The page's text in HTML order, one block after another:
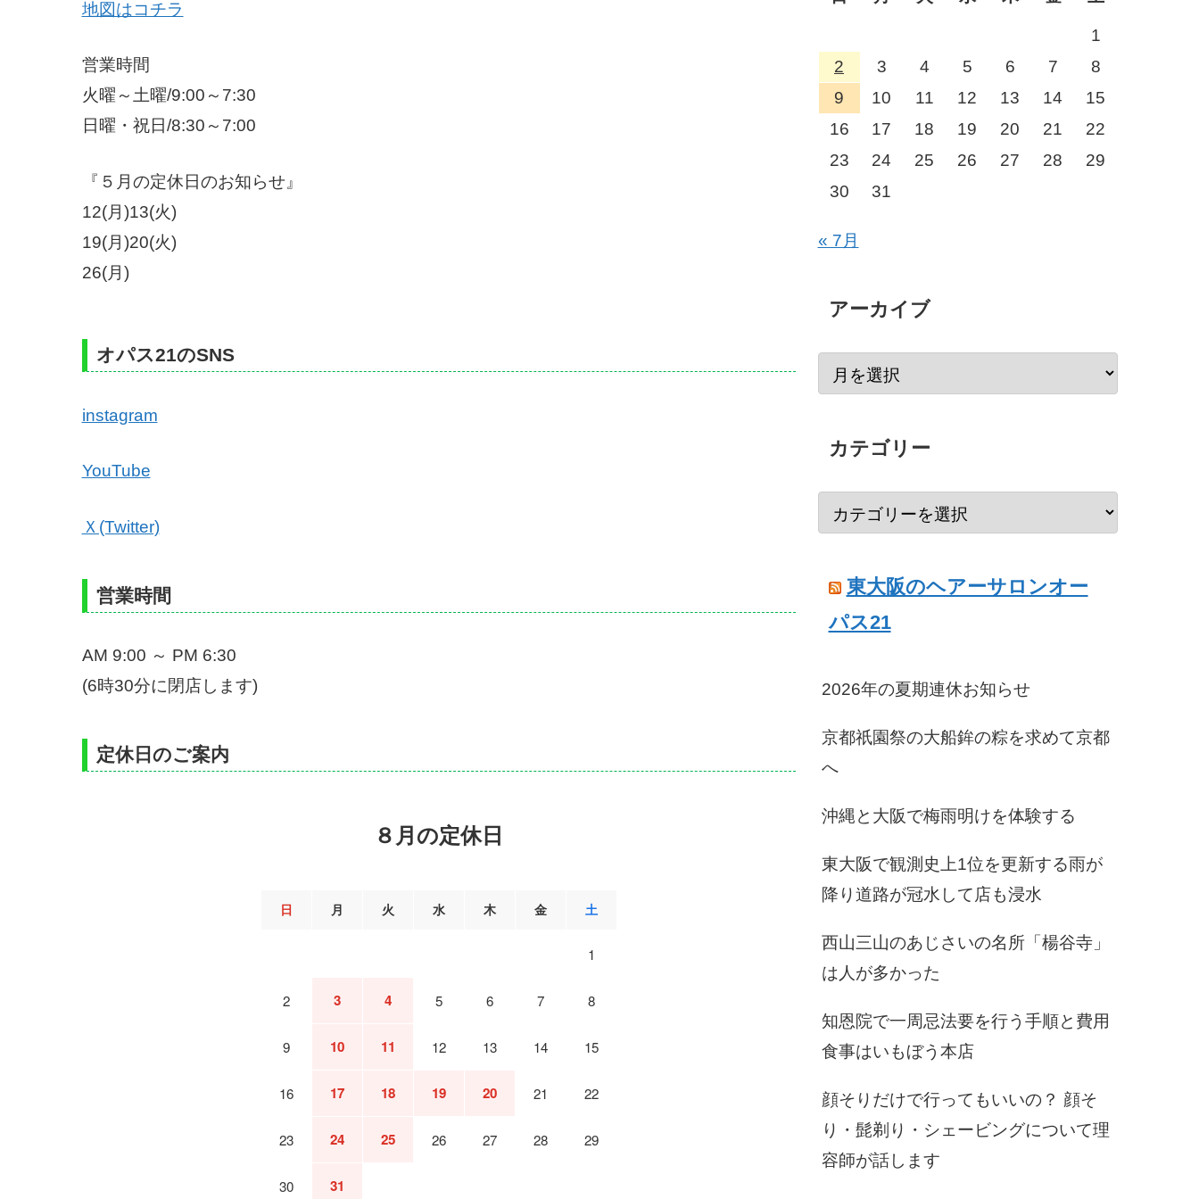
地図はコチラ
営業時間
火曜～土曜/9:00～7:30
日曜・祝日/8:30～7:00
『５月の定休日のお知らせ』
12(月)13(火)
19(月)20(火)
26(月)
オパス21のSNS
instagram
YouTube
Ｘ(Twitter)
営業時間
AM 9:00 ～ PM 6:30
(6時30分に閉店します)
定休日のご案内
８月の定休日
日 月 火 水 木 金 土
1
2 3 4 5 6 7 8
9 10 11 12 13 14 15
16 17 18 19 20 21 22
23 24 25 26 27 28 29
30 31
1
2
3 4 5 6 7
8
9
10 11 12 13 14
15
16
17 18 19 20 21
22
23
24 25 26 27 28
29
30
31
« 7月
アーカイブ
カテゴリー
東大阪のヘアーサロンオー
パス21
2026年の夏期連休お知らせ
京都祇園祭の大船鉾の粽を求めて京都
へ
沖縄と大阪で梅雨明けを体験する
東大阪で観測史上1位を更新する雨が
降り道路が冠水して店も浸水
西山三山のあじさいの名所「楊谷寺」
は人が多かった
知恩院で一周忌法要を行う手順と費用
食事はいもぼう本店
顔そりだけで行ってもいいの？ 顔そ
り・髭剃り・シェービングについて理
容師が話します